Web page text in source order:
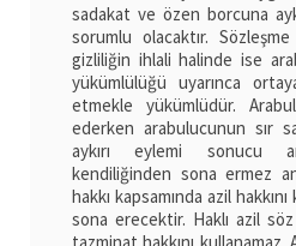
sadakat ve özen borcuna
sorumlu olacaktır.
gizliliğin ihlali halinde ise
yükümlülüğü uyarınca
etmekle yükümlüdür.
ederken arabulucunun sır
aykırı eylemi sonucu
kendiliğinden sona ermez
hakkı kapsamında azil
sona erecektir. Haklı azil